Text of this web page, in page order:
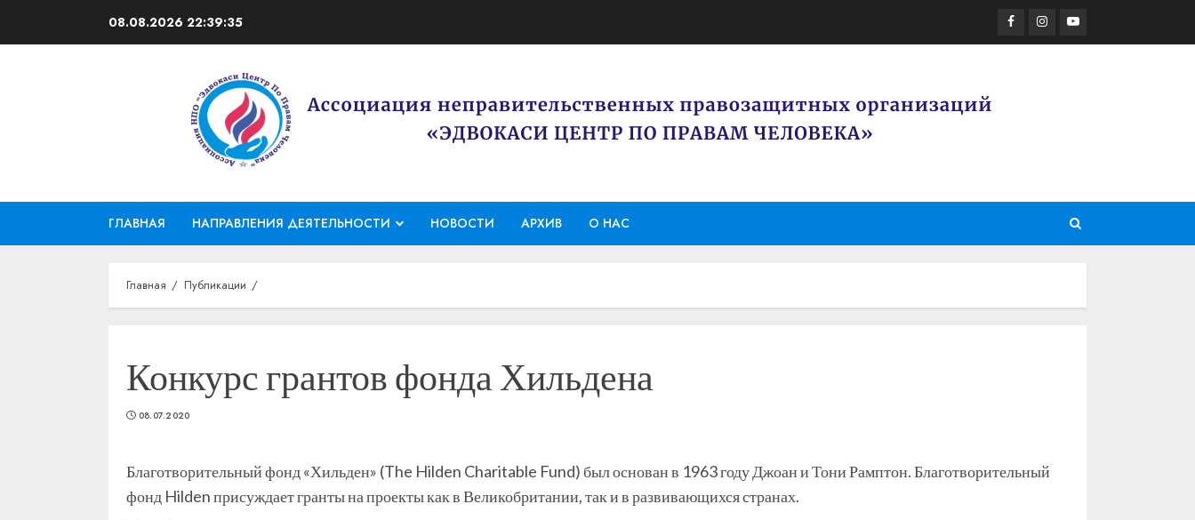
08.08.2026 22:39:35 Facebook
Instagram
Youtube
ГЛАВНАЯ НАПРАВЛЕНИЯ ДЕЯТЕЛЬНОСТИ НОВОСТИ АРХИВ О НАС
Главная Публикации
Конкурс грантов фонда Хильдена
08.07.2020
Благотворительный фонд «Хильден» (The Hilden Charitable Fund) был основан в 1963 году Джоан и Тони Рамптон. Благотворительный
фонд Hilden присуждает гранты на проекты как в Великобритании, так и в развивающихся странах.